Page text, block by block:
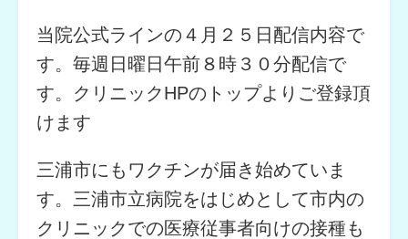
当院公式ラインの４月２５日配信内容で
す。毎週日曜日午前８時３０分配信で
す。クリニックHPのトップよりご登録頂
けます
三浦市にもワクチンが届き始めていま
す。三浦市立病院をはじめとして市内の
クリニックでの医療従事者向けの接種も